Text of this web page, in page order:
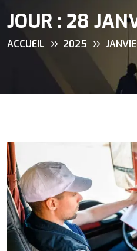
JOUR : 28
ACCUEIL 2025